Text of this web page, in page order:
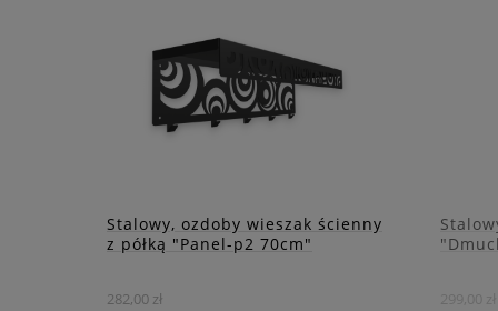
DO KOSZYKA
Stalowy, ozdoby wieszak ścienny
z półką "Panel-p2 70cm"
282,00 zł